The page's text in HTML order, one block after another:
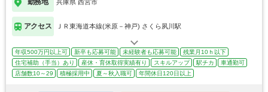
勤務地 兵庫県 西宮市
アクセス ＪＲ東海道本線(米原－神戸) さくら夙川駅
年収500万円以上可 新卒も応募可能 未経験者も応募可能
残業月10ｈ以下
住宅補助（手当）あり
産休・育休取得実績有り スキルアップ 駅チカ
車通勤可
店舗数10～29
積極採用中 夏～秋入職可 年間休日120日以上